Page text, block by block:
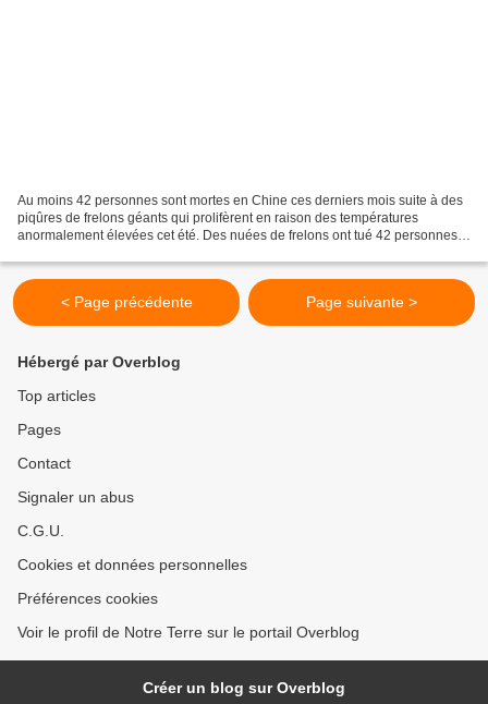
Au moins 42 personnes sont mortes en Chine ces derniers mois suite à des
piqûres de frelons géants qui prolifèrent en raison des températures
anormalement élevées cet été. Des nuées de frelons ont tué 42 personnes
< Page précédente Page suivante >
Hébergé par Overblog
Top articles
Pages
Contact
Signaler un abus
C.G.U.
Cookies et données personnelles
Préférences cookies
Voir le profil de Notre Terre sur le portail Overblog
Créer un blog sur Overblog